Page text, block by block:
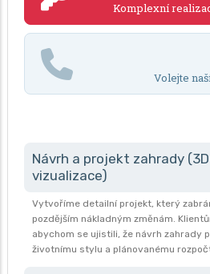
Komplexní
Volejte
Návrh a projekt zahrady (3D
vizualizace)
Vytvoříme detailní projekt, který
pozdějším nákladným změnám.
abychom se ujistili, že návrh zahrady
životnímu stylu a plánovanému